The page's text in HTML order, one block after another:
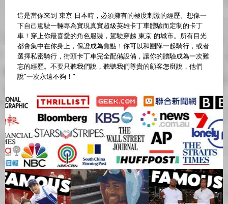
這是當你來到 東京 日本時，必須擁有的極度刺激的經歷。想像一
下自己駕駛一輛專為實現真實超級英雄卡丁車體驗而定制的卡丁
車！穿上你最喜愛的角色服裝，駕駛穿越 東京 的城市。所有目光
都會集中在你身上，保證成為焦點！你可以和團隊一起騎行，或者
選擇私密騎行，街頭卡丁車完全配備設備，讓你的體驗成為一次難
忘的經歷。不要只聽我們說，聽聽我們尊貴的顧客怎麼說，他們
說"一次永遠不夠！"